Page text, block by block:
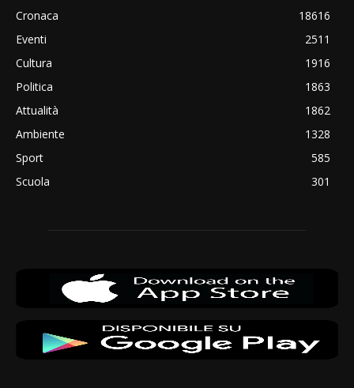
Cronaca
18616
Eventi
2511
Cultura
1916
Politica
1863
Attualità
1862
Ambiente
1328
Sport
585
Scuola
301